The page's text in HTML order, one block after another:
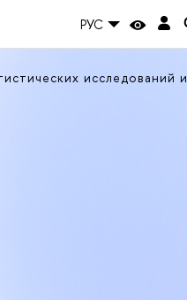
РУС
исследований и